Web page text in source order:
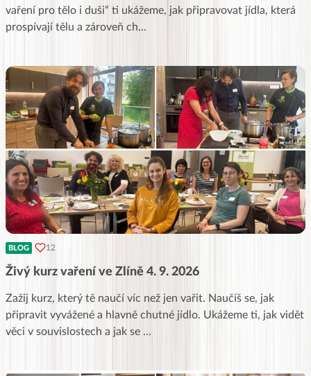
vaření pro tělo i duši“ ti ukážeme, jak připravovat jídla, která
prospívají tělu a zároveň ch...
BLOG 12
Živý kurz vaření ve Zlíně 4. 9. 2026
Zažij kurz, který tě naučí víc než jen vařit. Naučíš se, jak
připravit vyvážené a hlavně chutné jídlo. Ukážeme ti, jak vidět
věci v souvislostech a jak se ...